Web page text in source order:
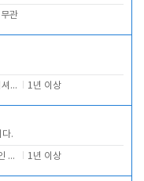
관
베팅.,청소<<캐셔 모셔봅니다. 1년 이상
다.
주차 및 전반적인 당번업무 1년 이상